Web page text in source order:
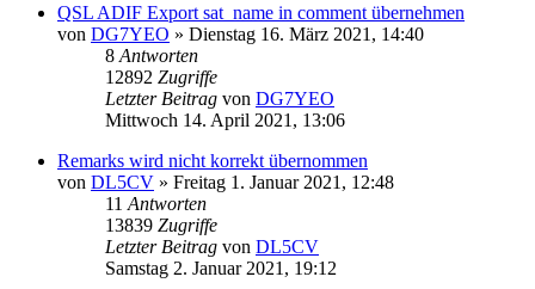
QSL ADIF Export sat_name in comment übernehmen
von DG7YEO » Dienstag 16. März 2021, 14:40
8 Antworten
12892 Zugriffe
Letzter Beitrag von DG7YEO
Mittwoch 14. April 2021, 13:06
Remarks wird nicht korrekt übernommen
von DL5CV » Freitag 1. Januar 2021, 12:48
11 Antworten
13839 Zugriffe
Letzter Beitrag von DL5CV
Samstag 2. Januar 2021, 19:12